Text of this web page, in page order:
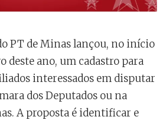
PT de Minas lançou, no início
deste ano, um cadastro para
interessados em disputar
dos Deputados ou na
A proposta é identificar e